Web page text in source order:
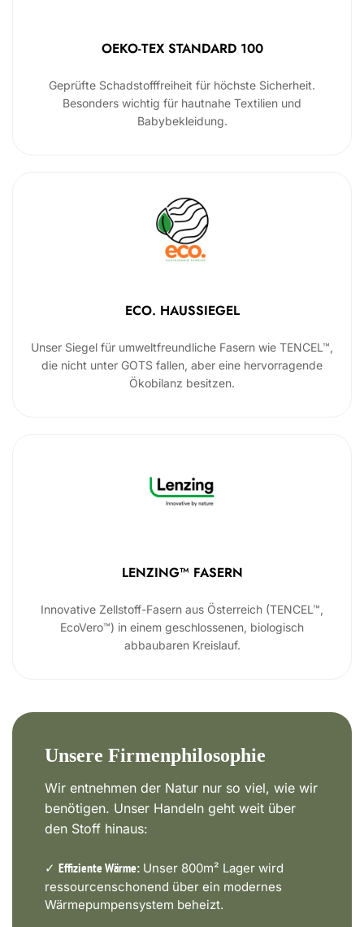
OEKO-TEX STANDARD 100
Geprüfte Schadstofffreiheit für höchste Sicherheit.
Besonders wichtig für hautnahe Textilien und
Babybekleidung.
ECO. HAUSSIEGEL
Unser Siegel für umweltfreundliche Fasern wie TENCEL™,
die nicht unter GOTS fallen, aber eine hervorragende
Ökobilanz besitzen.
LENZING™ FASERN
Innovative Zellstoff-Fasern aus Österreich (TENCEL™,
EcoVero™) in einem geschlossenen, biologisch
abbaubaren Kreislauf.
Unsere Firmenphilosophie
Wir entnehmen der Natur nur so viel, wie wir
benötigen. Unser Handeln geht weit über
den Stoff hinaus:
✓ Effiziente Wärme: Unser 800m² Lager wird
ressourcenschonend über ein modernes
Wärmepumpensystem beheizt.